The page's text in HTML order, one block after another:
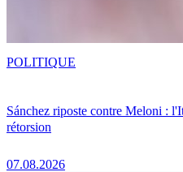
Sánchez riposte contre Meloni :
rétorsion
07.08.2026
POLITIQUE